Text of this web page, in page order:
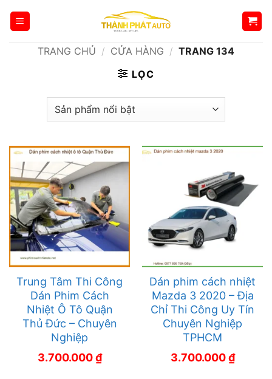
qua
TRANG CHỦ / CỬA HÀNG / TRANG 134
LỌC
Trung Tâm Thi Công
Dán Phim Cách
Nhiệt Ô Tô Quận
Thủ Đức – Chuyên
Nghiệp
3.700.000₫
Dán phim cách nhiệt
Mazda 3 2020 – Địa
Chỉ Thi Công Uy Tín
Chuyên Nghiệp
TPHCM
3.700.000₫